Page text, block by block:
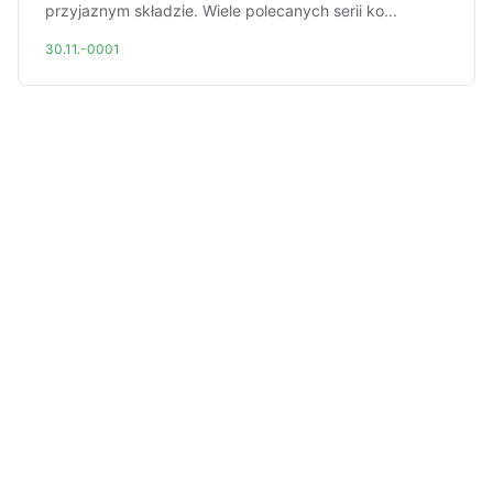
przyjaznym składzie. Wiele polecanych serii ko...
30.11.-0001